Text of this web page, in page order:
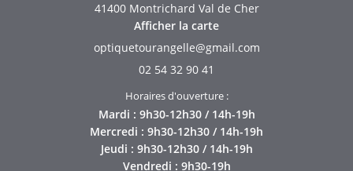
41400 Montrichard Val de Cher
Afficher la carte
02 54 32 90 41
Horaires d'ouverture :
Mardi : 9h30-12h30 / 14h-19h
Mercredi : 9h30-12h30 / 14h-19h
Jeudi : 9h30-12h30 / 14h-19h
Vendredi : 9h30-19h